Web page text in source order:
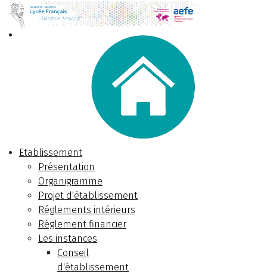
Etablissement
Présentation
Organigramme
Projet d'établissement
Réglements intérieurs
Réglement financier
Les instances
Conseil
d'établissement